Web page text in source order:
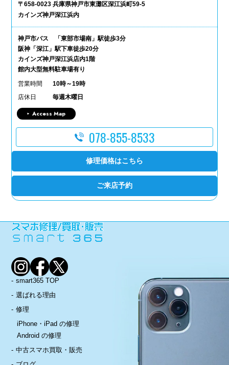
〒658-0023 兵庫県神戸市東灘区深江浜町59-5
カインズ神戸深江浜内
神戸市バス 「東部市場南」駅徒歩3分
阪神「深江」駅下車徒歩20分
カインズ神戸深江浜店内1階
館内大型無料駐車場有り
営業時間
10時～19時
店休日
毎週木曜日
Access Map
078-855-8533
修理価格はこちら
ご来店予約
smart365 TOP
選ばれる理由
修理
iPhone・iPad の修理
Android の修理
中古スマホ買取・販売